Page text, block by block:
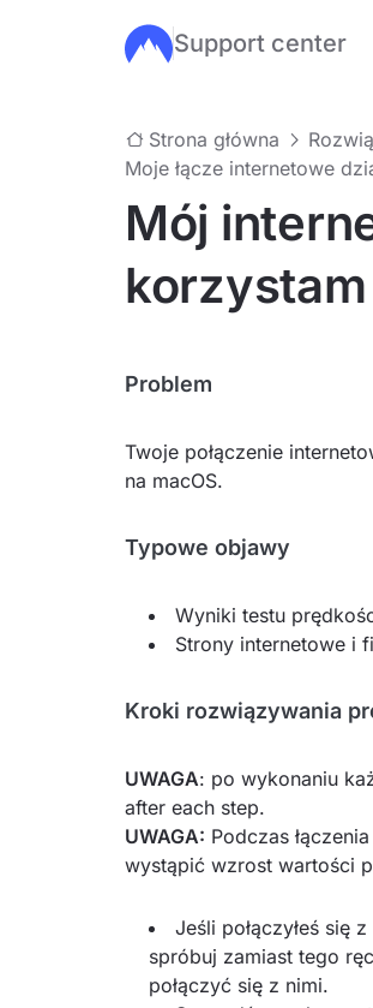
Przejdź do głównej treści
Support center
Strona główna
Moje łącze internetowe
Mój
korzystam
Problem
Twoje połączenie
na macOS.
Typowe objawy
Wyniki testu
Strony internetowe i
Kroki rozwiązywania
UWAGA: po wykonaniu
after each step.
UWAGA: Podczas
wystąpić wzrost wartości
Jeśli połączyłeś się
spróbuj zamiast tego
połączyć się z nimi.